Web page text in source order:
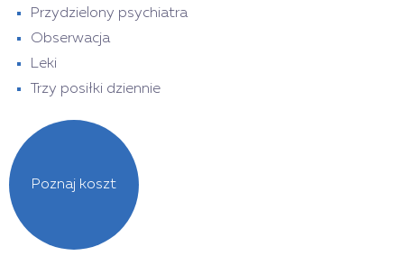
Przydzielony psychiatra
Obserwacja
Leki
Trzy posiłki dziennie
Poznaj koszt